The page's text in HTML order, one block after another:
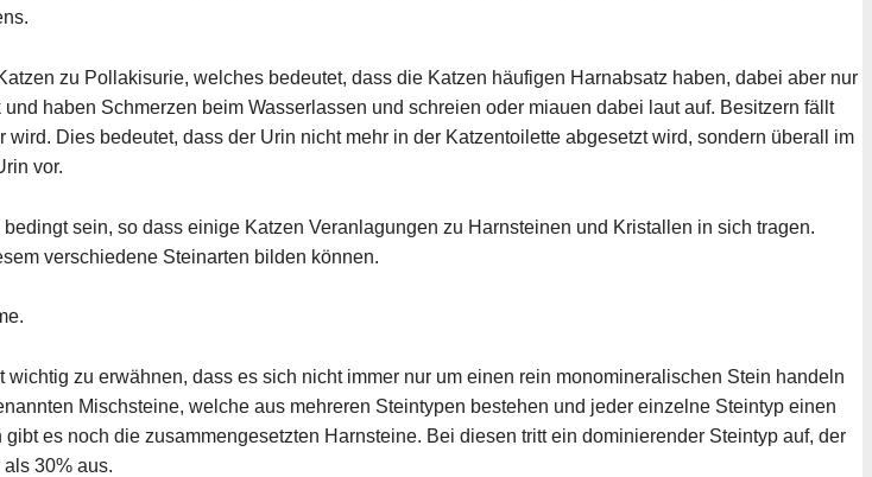
zu Pollakisurie, welches bedeutet, dass die Katzen häufigen Harnabsatz haben, dabei aber nur
haben Schmerzen beim Wasserlassen und schreien oder miauen dabei laut auf. Besitzern fällt
Dies bedeutet, dass der Urin nicht mehr in der Katzentoilette abgesetzt wird, sondern überall im
vor.
sein, so dass einige Katzen Veranlagungen zu Harnsteinen und Kristallen in sich tragen.
verschiedene Steinarten bilden können.
wichtig zu erwähnen, dass es sich nicht immer nur um einen rein monomineralischen Stein handeln
Mischsteine, welche aus mehreren Steintypen bestehen und jeder einzelne Steintyp einen
es noch die zusammengesetzten Harnsteine. Bei diesen tritt ein dominierender Steintyp auf, der
30% aus.